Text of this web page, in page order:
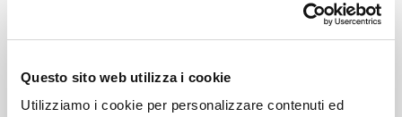
Questo sito web utilizza i cookie
Utilizziamo i cookie per personalizzare contenuti ed
📧 info@nidodiverceia.it